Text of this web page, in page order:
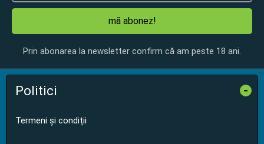
mă abonez!
Prin abonarea la newsletter confirm că am peste 18 ani.
Politici -
Termeni și condiții